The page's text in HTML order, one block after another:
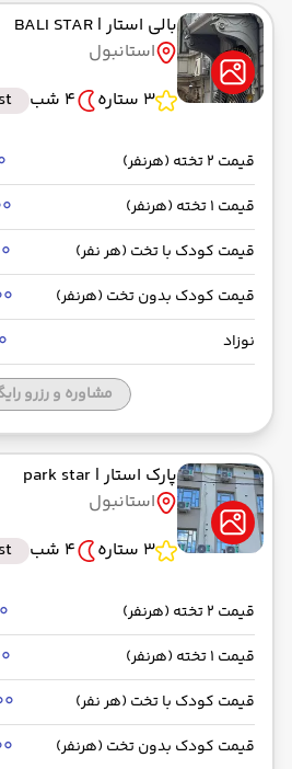
بالی استار| BALI STAR
استانبول
3 ستاره
4 شب
قیمت 2 تخته (هرنفر)
قیمت 1 تخته (هرنفر)
قیمت کودک با تخت (هر نفر)
قیمت کودک بدون تخت (هرنفر)
نوزاد
مشاوره و رزرو
پارک استار| park star
استانبول
3 ستاره
4 شب
قیمت 2 تخته (هرنفر)
قیمت 1 تخته (هرنفر)
قیمت کودک با تخت (هر نفر)
قیمت کودک بدون تخت (هرنفر)